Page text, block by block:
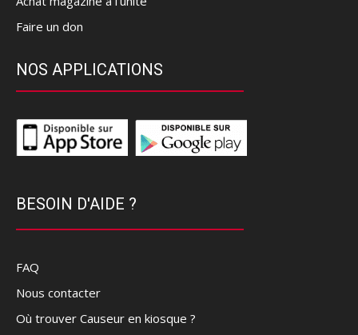
Faire un don
NOS APPLICATIONS
BESOIN D'AIDE ?
FAQ
Nous contacter
Où trouver Causeur en kiosque ?